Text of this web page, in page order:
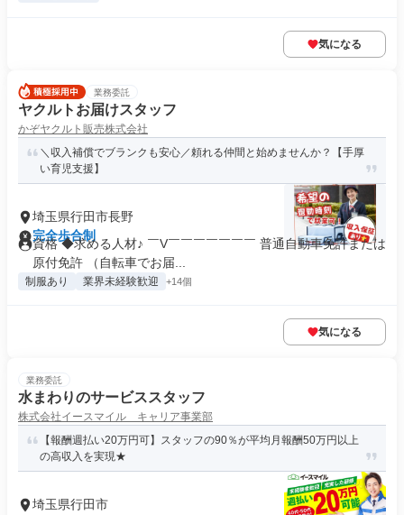
気になる
業務委託
ヤクルトお届けスタッフ
かぞヤクルト販売株式会社
＼収入補償でブランクも安心／頼れる仲間と始めませんか？【手厚
い育児支援】
埼玉県行田市長野
完全歩合制
資格 ◆求める人材♪ ￣V￣￣￣￣￣￣￣ 普通自動車免許または
原付免許 （自転車でお届...
制服あり 業界未経験歓迎 +14個
気になる
業務委託
水まわりのサービススタッフ
株式会社イースマイル キャリア事業部
【報酬週払い20万円可】スタッフの90％が平均月報酬50万円以上
の高収入を実現★
埼玉県行田市